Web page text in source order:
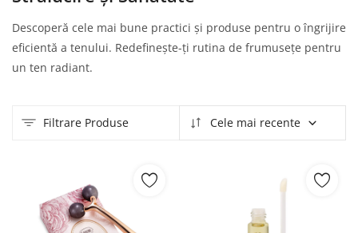
Acasă
Contact
Autentificare
Înregistrare
Descoperă cele mai bune practici și produse pentru o îngrijire
eficientă a tenului. Redefinește-ți rutina de frumusețe pentru
un ten radiant.
Filtrare Produse Cele mai recente